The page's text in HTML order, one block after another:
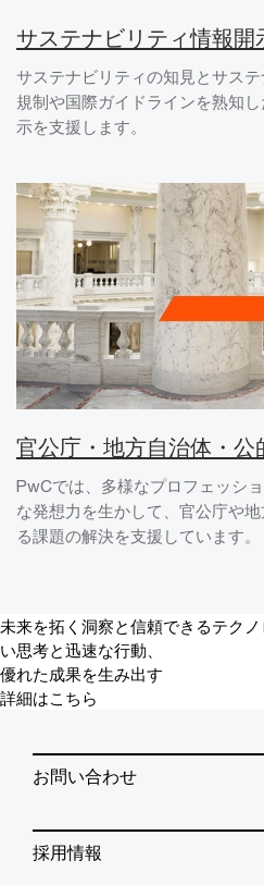
サステナビリティ情報開
サステナビリティの知見とサス
規制や国際ガイドラインを熟知
示を支援します。
官公庁・地方自治体・公
PwCでは、多様なプロフェッシ
な発想力を生かして、官公庁や
る課題の解決を支援しています。
未来を拓く洞察と信頼できるテクノ
い思考と迅速な行動、
優れた成果を生み出す
詳細はこちら
お問い合わせ
採用情報